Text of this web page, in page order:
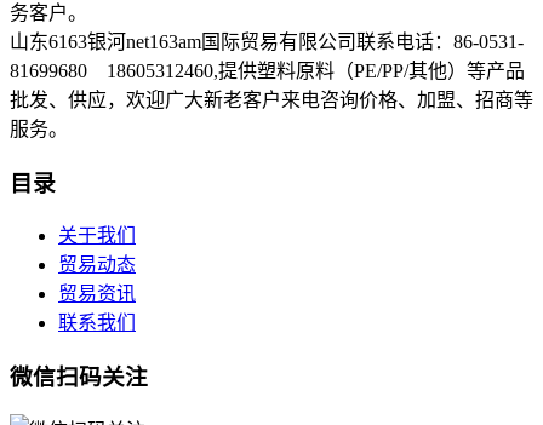
务客户。
山东6163银河net163am国际贸易有限公司联系电话：86-0531-
81699680 18605312460,提供塑料原料（PE/PP/其他）等产品
批发、供应，欢迎广大新老客户来电咨询价格、加盟、招商等
服务。
目录
关于我们
贸易动态
贸易资讯
联系我们
微信扫码关注